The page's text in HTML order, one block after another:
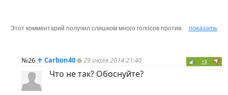
Этот комментарий получил слишком много голосов против. показать
№26 ↑ Carbon40 29 июля 2014 21:40 +1
Что не так? Обоснуйте?